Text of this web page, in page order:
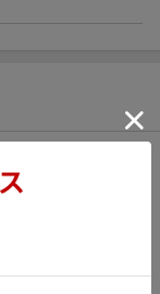
50万部超えの
たちの、多様でユ